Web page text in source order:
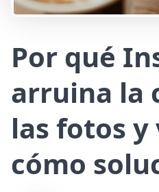
Por qué
arruina la
las fotos y
cómo